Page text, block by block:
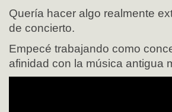
Quería hacer algo realmente
de concierto.
Empecé trabajando como
afinidad con la música antigua